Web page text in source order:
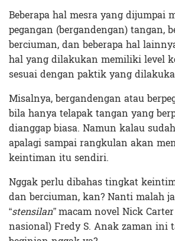
Beberapa hal mesra yang dijumpai
pegangan (bergandengan) tangan,
berciuman, dan beberapa hal
hal yang dilakukan memiliki level
sesuai dengan paktik yang
Misalnya, bergandengan atau
bila hanya telapak tangan yang
dianggap biasa. Namun kalau
apalagi sampai rangkulan akan
keintiman itu sendiri.
Nggak perlu dibahas tingkat
dan berciuman, kan? Nanti malah
“stensilan”macam novel Nick
nasional) Fredy S. Anak zaman ini